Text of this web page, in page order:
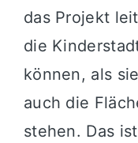
das Projekt
die
können, als
auch die
stehen. Das